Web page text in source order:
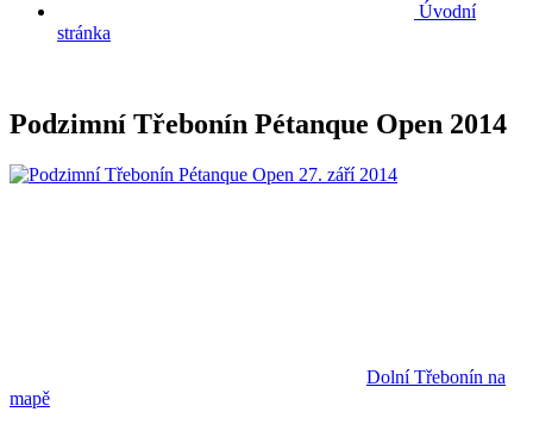
Úvodní
stránka
Podzimní Třebonín Pétanque Open 2014
Dolní Třebonín na
mapě